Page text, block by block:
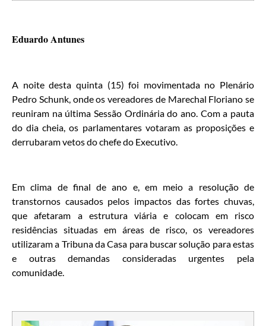
Eduardo Antunes
A noite desta quinta (15) foi movimentada no Plenário
Pedro Schunk, onde os vereadores de Marechal Floriano se
reuniram na última Sessão Ordinária do ano. Com a pauta
do dia cheia, os parlamentares votaram as proposições e
derrubaram vetos do chefe do Executivo.
Em clima de final de ano e, em meio a resolução de
transtornos causados pelos impactos das fortes chuvas,
que afetaram a estrutura viária e colocam em risco
residências situadas em áreas de risco, os vereadores
utilizaram a Tribuna da Casa para buscar solução para estas
e outras demandas consideradas urgentes pela
comunidade.